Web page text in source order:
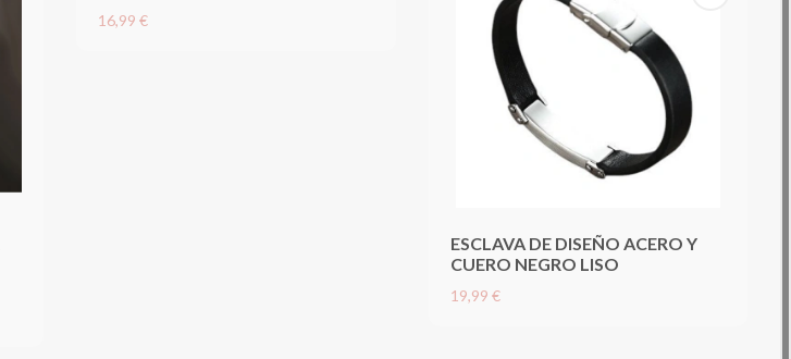
16,99 €
ESCLAVA DE DISEÑO ACERO Y
CUERO NEGRO LISO
19,99 €